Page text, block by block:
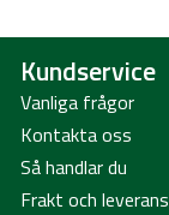
Kundservice
Vanliga frågor
Kontakta oss
Så handlar du
Frakt och leverans